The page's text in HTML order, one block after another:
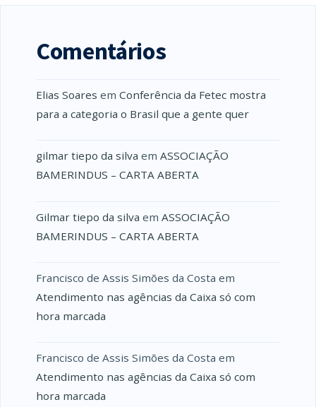
Comentários
Elias Soares em Conferência da Fetec mostra
para a categoria o Brasil que a gente quer
gilmar tiepo da silva em ASSOCIAÇÃO
BAMERINDUS – CARTA ABERTA
Gilmar tiepo da silva em ASSOCIAÇÃO
BAMERINDUS – CARTA ABERTA
Francisco de Assis Simões da Costa em
Atendimento nas agências da Caixa só com
hora marcada
Francisco de Assis Simões da Costa em
Atendimento nas agências da Caixa só com
hora marcada